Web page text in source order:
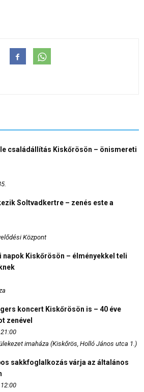
családállítás Kiskőrösön – önismereti
Soltvadkertre – zenés este a
Központ
Kiskőrösön – élményekkel teli
koncert Kiskőrösön is – 40 éve
zenével
imaháza (Kiskőrös, Holló János utca 1.)
sakkfoglalkozás várja az általános